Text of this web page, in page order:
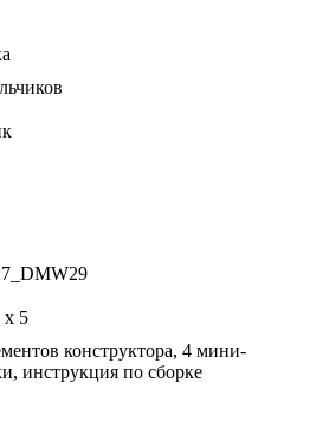
x 5
конструктора, 4 мини-
инструкция по сборке